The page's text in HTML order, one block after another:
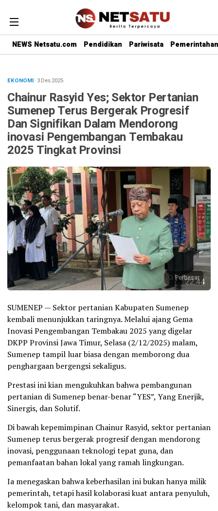
NEWS Netsatu.com Pendidikan Pariwisata Pemerintahan
EKONOMI· 3 Des 2025
Chainur Rasyid Yes; Sektor Pertanian
Sumenep Terus Bergerak Progresif
Dan Signifikan Dalam Mendorong
inovasi Pengembangan Tembakau
2025 Tingkat Provinsi
Perbesar
SUMENEP — Sektor pertanian Kabupaten Sumenep
kembali menunjukkan taringnya. Melalui ajang Gema
Inovasi Pengembangan Tembakau 2025 yang digelar
DKPP Provinsi Jawa Timur, Selasa (2/12/2025) malam,
Sumenep tampil luar biasa dengan memborong dua
penghargaan bergengsi sekaligus.
Prestasi ini kian mengukuhkan bahwa pembangunan
pertanian di Sumenep benar-benar “YES”, Yang Enerjik,
Sinergis, dan Solutif.
Di bawah kepemimpinan Chainur Rasyid, sektor pertanian
Sumenep terus bergerak progresif dengan mendorong
inovasi, penggunaan teknologi tepat guna, dan
pemanfaatan bahan lokal yang ramah lingkungan.
Ia menegaskan bahwa keberhasilan ini bukan hanya milik
pemerintah, tetapi hasil kolaborasi kuat antara penyuluh,
kelompok tani, dan masyarakat.